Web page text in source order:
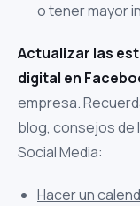
o tener mayor
Actualizar las
digital en
empresa.
blog, consejos de
Social Media:
Hacer un